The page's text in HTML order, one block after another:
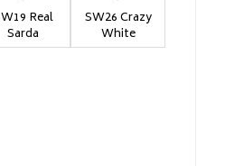
Real
Sarda
SW26 Crazy
White